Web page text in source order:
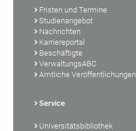
Fristen und Termine
Studienangebot
Nachrichten
Karriereportal
Beschäftigte
VerwaltungsABC
Amtliche Veröffentlichungen
Service
Universitätsbibliothek